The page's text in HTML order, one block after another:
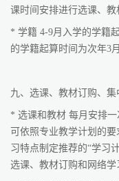
课时间安排进行选课、教
* 学籍 4-9月入学的学籍
的学籍起算时间为次年3月
九、选课、教材订购、集
* 选课和教材 每月安排
可依照专业教学计划的
习特点制定推荐的“学习
选课、教材订购和网络学